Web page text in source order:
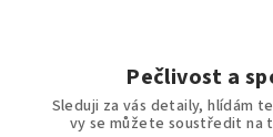
Pečlivost a
Sleduji za vás detaily, hlídám
vy se můžete soustředit na